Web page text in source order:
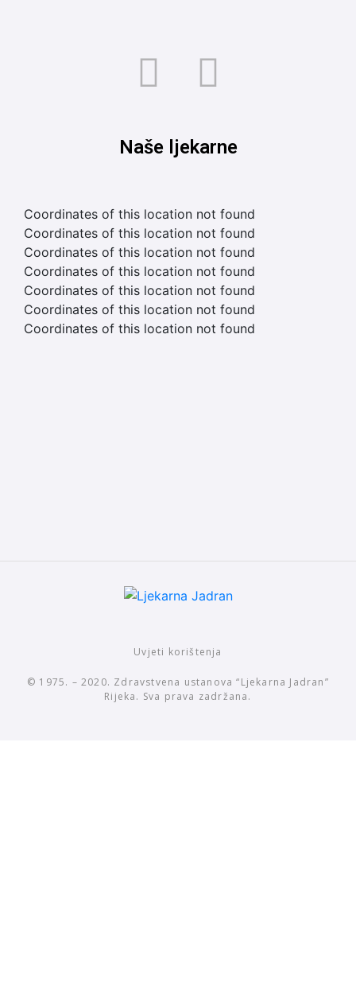
Naše ljekarne
Coordinates of this location not found
Coordinates of this location not found
Coordinates of this location not found
Coordinates of this location not found
Coordinates of this location not found
Coordinates of this location not found
Coordinates of this location not found
Uvjeti korištenja
© 1975. – 2020. Zdravstvena ustanova “Ljekarna Jadran”
Rijeka. Sva prava zadržana.